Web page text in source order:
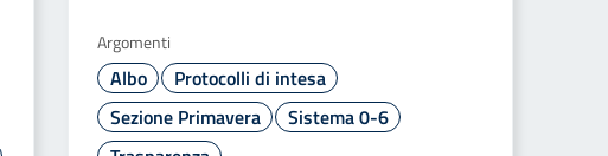
Argomenti
Albo
Protocolli di intesa
Sezione Primavera
Sistema 0-6